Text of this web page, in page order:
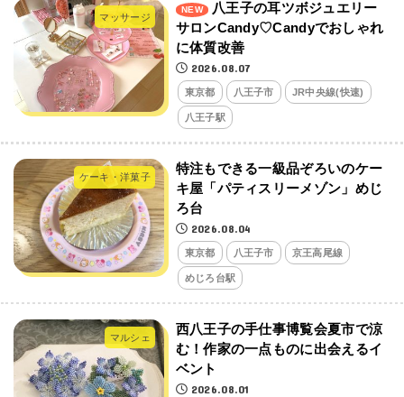
マッサージ
八王子の耳ツボジュエリー
サロンCandy♡Candyでおしゃれ
に体質改善
2026.08.07
東京都 八王子市 JR中央線(快速)
八王子駅
ケーキ・洋菓子
特注もできる一級品ぞろいのケー
キ屋「パティスリーメゾン」めじ
ろ台
2026.08.04
東京都 八王子市 京王高尾線
めじろ台駅
マルシェ
西八王子の手仕事博覧会夏市で涼
む！作家の一点ものに出会えるイ
ベント
2026.08.01